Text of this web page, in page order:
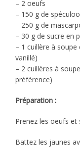
– 2 oeufs
– 150 g de
– 250 g de
– 30 g de sucre en
– 1 cuillère à soupe
vanillé)
– 2 cuillères à
préférence)
Préparation :
Prenez les oeufs et
Battez les jaunes